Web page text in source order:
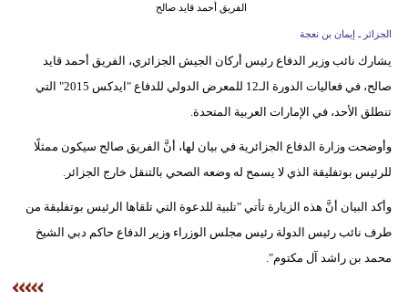
وتكنولوجيا
مدوَّنات
فيديو
الفريق أحمد قايد صالح
الجزائر ـ إيمان بن نعجة
يشارك نائب وزير الدفاع رئيس أركان الجيش الجزائري، الفريق أحمد قايد
صالح، في فعاليات الدورة الـ12 للمعرض الدولي للدفاع "ايدكس 2015" التي
تنطلق الأحد، في الإمارات العربية المتحدة.
وأوضحت وزارة الدفاع الجزائرية في بيان لها، أنَّ الفريق صالح سيكون ممثلًا
للرئيس بوتفليقة الذي لا يسمح له وضعه الصحي بالتنقل خارج الجزائر.
وأكد البيان أنَّ هذه الزيارة تأتي "تلبية للدعوة التي تلقاها الرئيس بوتفليقة من
طرف نائب رئيس الدولة رئيس مجلس الوزراء وزير الدفاع حاكم دبي الشيخ
محمد بن راشد آل مكتوم".